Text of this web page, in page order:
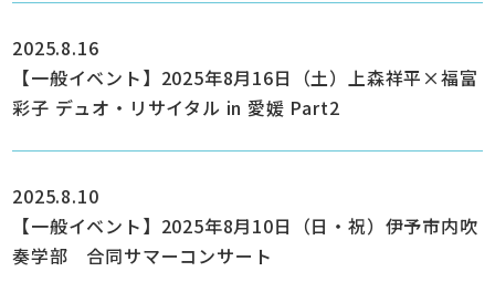
2025.8.16
【一般イベント】2025年8月16日（土）上森祥平×福富
彩子 デュオ・リサイタル in 愛媛 Part2
2025.8.10
【一般イベント】2025年8月10日（日・祝）伊予市内吹
奏学部 合同サマーコンサート